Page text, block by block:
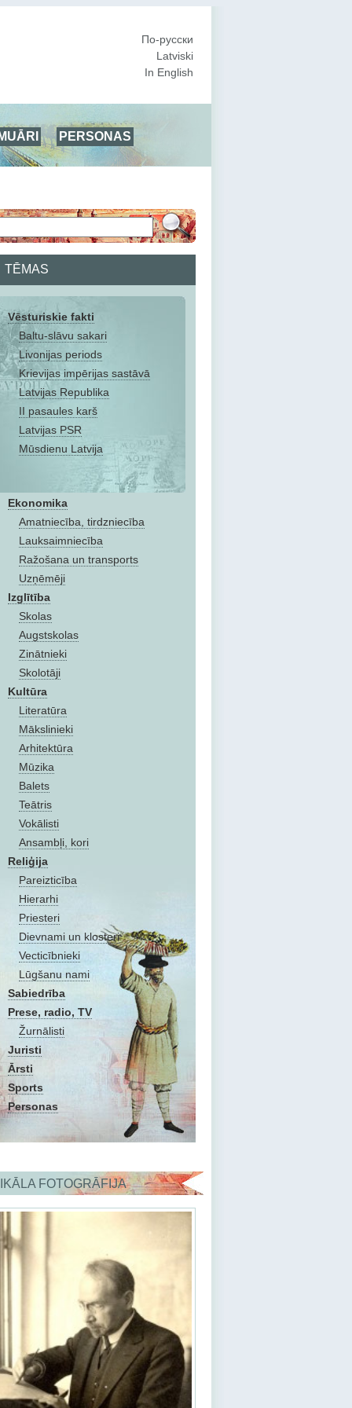
По-русски
Latviski
In English
PERSONAS
TĒMAS
Vēsturiskie fakti
Baltu-slāvu sakari
Livonijas periods
Krievijas impērijas sastāvā
Latvijas Republika
II pasaules karš
Latvijas PSR
Mūsdienu Latvija
Ekonomika
Amatniecība, tirdzniecība
Lauksaimniecība
Ražošana un transports
Uzņēmēji
Izglītība
Skolas
Augstskolas
Zinātnieki
Skolotāji
Kultūra
Literatūra
Mākslinieki
Arhitektūra
Mūzika
Balets
Teātris
Vokālisti
Ansambļi, kori
Reliģija
Pareizticība
Hierarhi
Priesteri
Dievnami un klosteri
Vecticībnieki
Lūgšanu nami
Sabiedrība
Prese, radio, TV
Žurnālisti
Juristi
Ārsti
Sports
Personas
FOTOGRĀFIJA